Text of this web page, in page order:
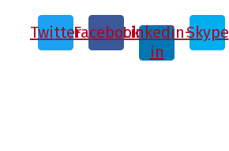
TwitterFacebookLinkedin-
in
Skype